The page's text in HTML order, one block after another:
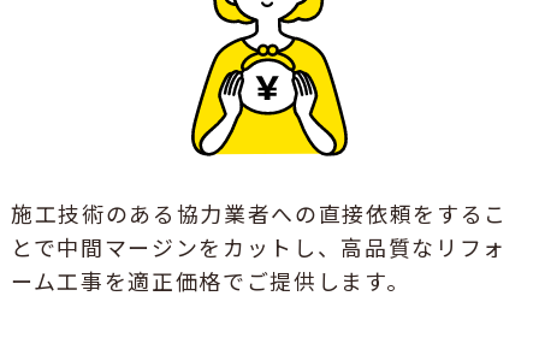
施工技術のある協力業者への直接依頼をするこ
とで中間マージンをカットし、高品質なリフォ
ーム工事を適正価格でご提供します。